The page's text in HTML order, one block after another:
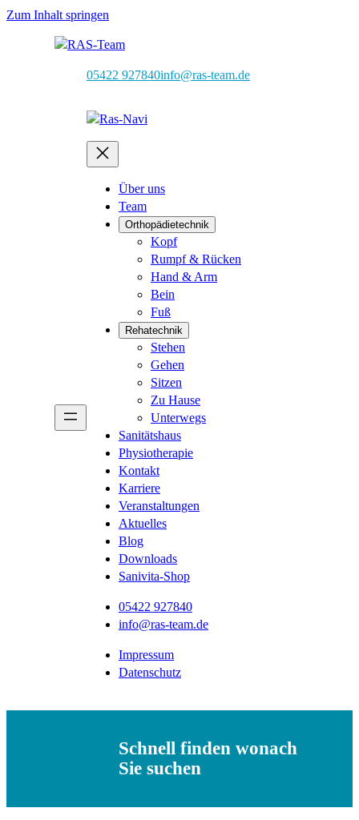
Zum Inhalt springen
05422 927840info@ras-team.de
Über uns
Team
Orthopädietechnik
Kopf
Rumpf & Rücken
Hand & Arm
Bein
Fuß
Rehatechnik
Stehen
Gehen
Sitzen
Zu Hause
Unterwegs
Sanitätshaus
Physiotherapie
Kontakt
Karriere
Veranstaltungen
Aktuelles
Blog
Downloads
Sanivita-Shop
05422 927840
info@ras-team.de
Impressum
Datenschutz
Schnell finden wonach
Sie suchen